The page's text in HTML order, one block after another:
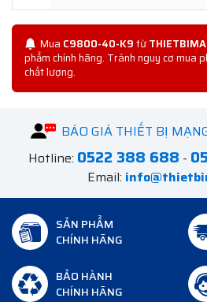
Mua C9800-40-K9từ
phẩm chính hãng. Tránh nguy cơ mua
chất lượng.
BÁO GIÁ THIẾT BỊ
Hotline: 0522 388 688 -
Email:
SẢN PHẨM
CHÍNH HÃNG
BẢO HÀNH
CHÍNH HÃNG